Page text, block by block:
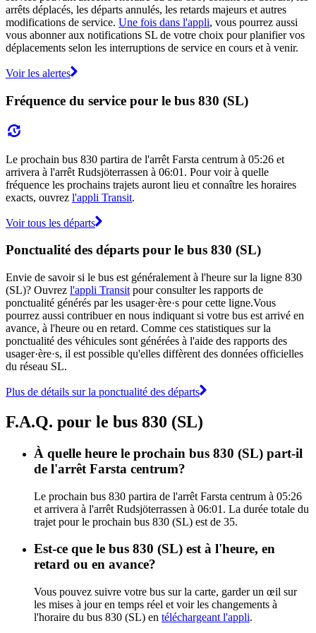
arrêts déplacés, les départs annulés, les retards majeurs et autres
modifications de service. Une fois dans l'appli, vous pourrez aussi
vous abonner aux notifications SL de votre choix pour planifier vos
déplacements selon les interruptions de service en cours et à venir.
Voir les alertes
Fréquence du service pour le bus 830 (SL)
Le prochain bus 830 partira de l'arrêt Farsta centrum à 05:26 et
arrivera à l'arrêt Rudsjöterrassen à 06:01. Pour voir à quelle
fréquence les prochains trajets auront lieu et connaître les horaires
exacts, ouvrez l'appli Transit.
Voir tous les départs
Ponctualité des départs pour le bus 830 (SL)
Envie de savoir si le bus est généralement à l'heure sur la ligne 830
(SL)? Ouvrez l'appli Transit pour consulter les rapports de
ponctualité générés par les usager·ère·s pour cette ligne.Vous
pourrez aussi contribuer en nous indiquant si votre bus est arrivé en
avance, à l'heure ou en retard. Comme ces statistiques sur la
ponctualité des véhicules sont générées à l'aide des rapports des
usager·ère·s, il est possible qu'elles diffèrent des données officielles
du réseau SL.
Plus de détails sur la ponctualité des départs
F.A.Q. pour le bus 830 (SL)
À quelle heure le prochain bus 830 (SL) part-il
de l'arrêt Farsta centrum?
Le prochain bus 830 partira de l'arrêt Farsta centrum à 05:26
et arrivera à l'arrêt Rudsjöterrassen à 06:01. La durée totale du
trajet pour le prochain bus 830 (SL) est de 35.
Est-ce que le bus 830 (SL) est à l'heure, en
retard ou en avance?
Vous pouvez suivre votre bus sur la carte, garder un œil sur
les mises à jour en temps réel et voir les changements à
l'horaire du bus 830 (SL) en téléchargeant l'appli.